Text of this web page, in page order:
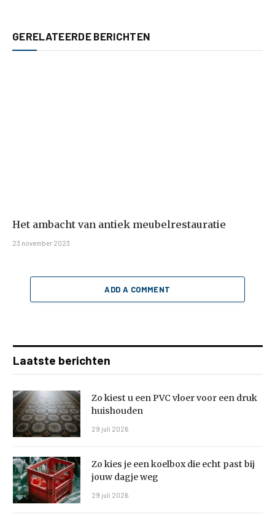
GERELATEERDE BERICHTEN
Het ambacht van antiek meubelrestauratie
23 november 2023
ADD A COMMENT
Laatste berichten
Zo kiest u een PVC vloer voor een druk
huishouden
29 juli 2026
Zo kies je een koelbox die echt past bij
jouw dagje weg
29 juli 2026